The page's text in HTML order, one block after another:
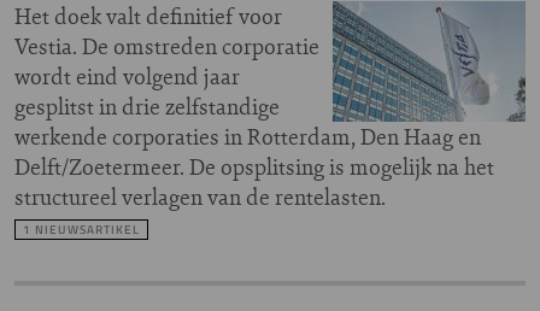
Het doek valt definitief voor
Vestia. De omstreden corporatie
wordt eind volgend jaar
gesplitst in drie zelfstandige
werkende corporaties in Rotterdam, Den Haag en
Delft/Zoetermeer. De opsplitsing is mogelijk na het
structureel verlagen van de rentelasten.
1 NIEUWSARTIKEL